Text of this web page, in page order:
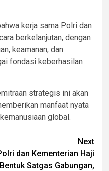
kerja sama Polri dan
berkelanjutan, dengan
keamanan, dan
fondasi keberhasilan
strategis ini akan
manfaat nyata
global.
Next
dan Kementerian Haji
Bentuk Satgas Gabungan,